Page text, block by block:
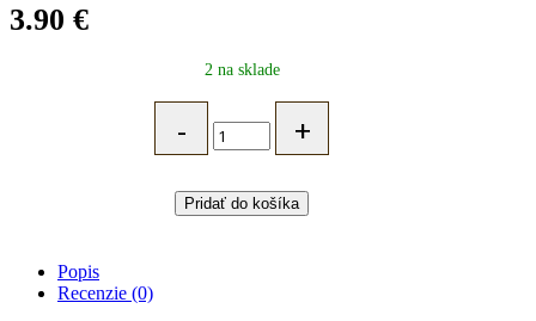
3.90 €
2 na sklade
konzerva
pre
REAL
MEAL
Pridať do košíka
Popis
Recenzie (0)